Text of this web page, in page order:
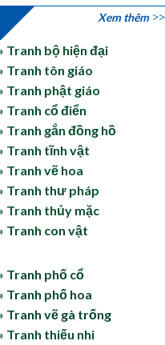
Xem thêm
Tranh bộ hiện đại
Tranh tôn giáo
Tranh phật giáo
Tranh cổ điển
Tranh gắn đồng hồ
Tranh tĩnh vật
Tranh vẽ hoa
Tranh thư pháp
Tranh thủy mặc
Tranh con vật
Tranh phố cổ
Tranh phố hoa
Tranh vẽ gà trống
Tranh thiếu nhi